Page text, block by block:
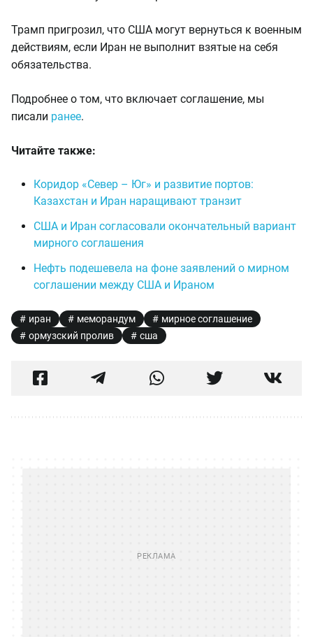
Трамп пригрозил, что США могут вернуться к военным
действиям, если Иран не выполнит взятые на себя
обязательства.
Подробнее о том, что включает соглашение, мы
писали ранее.
Читайте также:
Коридор «Север – Юг» и развитие портов:
Казахстан и Иран наращивают транзит
США и Иран согласовали окончательный вариант
мирного соглашения
Нефть подешевела на фоне заявлений о мирном
соглашении между США и Ираном
иран меморандум
мирное соглашение
ормузский пролив
сша